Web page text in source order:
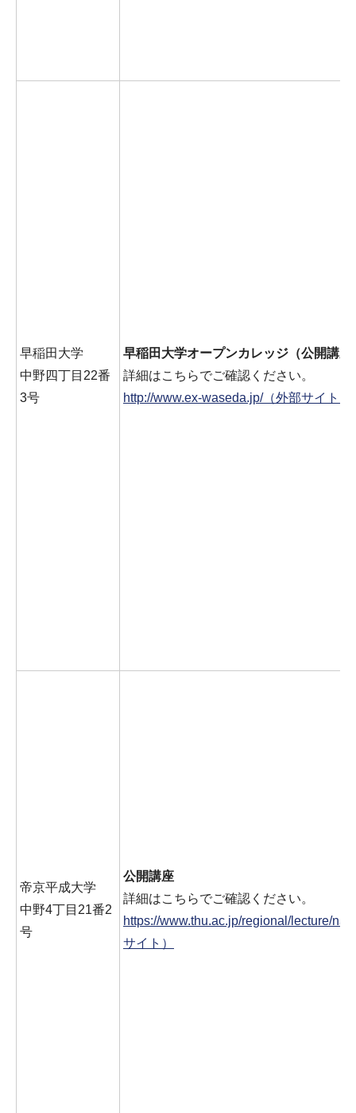
早稲田大学
中野四丁目22番
3号
早稲田大学オープンカレッジ（公開講座
詳細はこちらでご確認ください。
http://www.ex-waseda.jp/（外部サイト）
帝京平成大学
中野4丁目21番2
号
公開講座
詳細はこちらでご確認ください。
https://www.thu.ac.jp/regional/lecture/
サイト）